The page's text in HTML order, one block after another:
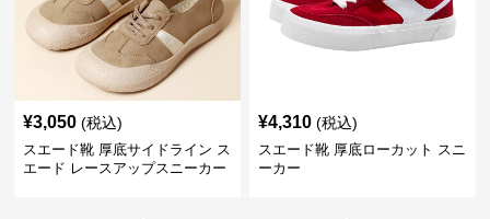
¥3,050 (税込)
スエード靴 厚底サイドライン ス
エード レースアップスニーカー
¥4,310 (税込)
スエード靴 厚底ローカット スニ
ーカー